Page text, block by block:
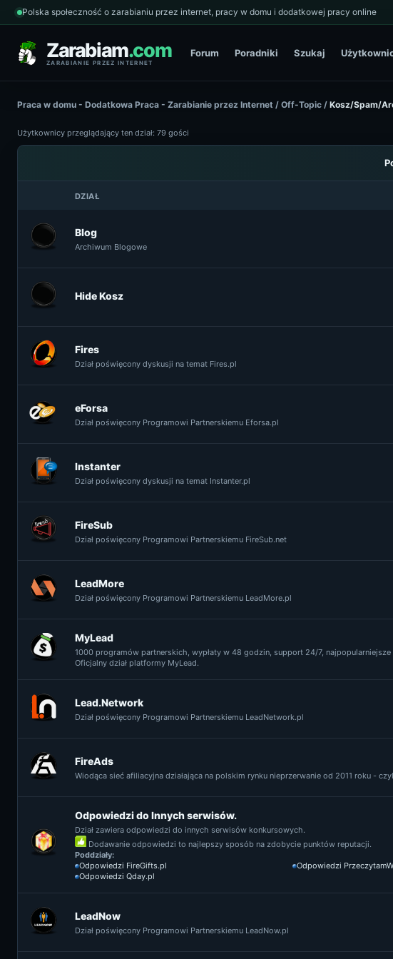
Polska społeczność o zarabianiu przez internet, pracy w domu i dodatkowej pracy online
Zarabiam.com
ZARABIANIE PRZEZ INTERNET
Forum Poradniki Szukaj
Praca w domu - Dodatkowa Praca - Zarabianie przez Internet / Off-Topic / Kosz/Spam/
Użytkownicy przeglądający ten dział: 79 gości
DZIAŁ
Blog
Archiwum Blogowe
Hide Kosz
Fires
Dział poświęcony dyskusji na temat Fires.pl
eForsa
Dział poświęcony Programowi Partnerskiemu Eforsa.pl
Instanter
Dział poświęcony dyskusji na temat Instanter.pl
FireSub
Dział poświęcony Programowi Partnerskiemu FireSub.net
LeadMore
Dział poświęcony Programowi Partnerskiemu LeadMore.pl
MyLead
1000 programów partnerskich, wypłaty w 48 godzin, support 24/7,
Oficjalny dział platformy MyLead.
Lead.Network
Dział poświęcony Programowi Partnerskiemu LeadNetwork.pl
FireAds
Wiodąca sieć afiliacyjna działająca na polskim rynku nieprzerwanie od 2011 roku -
Odpowiedzi do Innych serwisów.
Dział zawiera odpowiedzi do innych serwisów konkursowych.
Dodawanie odpowiedzi to najlepszy sposób na zdobycie punktów reputacji.
Poddziały:
Odpowiedzi FireGifts.pl
Odpowiedzi
Odpowiedzi Qday.pl
LeadNow
Dział poświęcony Programowi Partnerskiemu LeadNow.pl